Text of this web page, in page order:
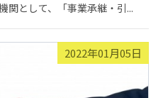
関として、「事業承継・引...
2022年01月05日